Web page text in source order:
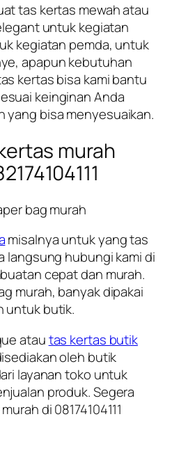
tas kertas mewah atau
untuk kegiatan
kegiatan pemda, untuk
apapun kebutuhan
kertas bisa kami bantu
keinginan Anda
yang bisa menyesuaikan.
murah
misalnya untuk yang tas
langsung hubungi kami di
cepat dan murah.
murah, banyak dipakai
untuk butik.
atautas kertas butik
oleh butik
layanan toko untuk
produk. Segera
di 08174104111